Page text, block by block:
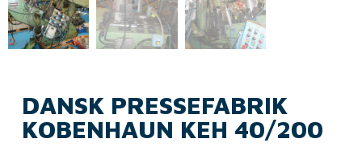
DANSK PRESSEFABRIK
KOBENHAUN KEH 40/200